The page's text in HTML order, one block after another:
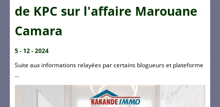
de KPC sur l'affaire Marouane
Camara
5 - 12 - 2024
Suite aux informations relayées par certains blogueurs et plateforme
...